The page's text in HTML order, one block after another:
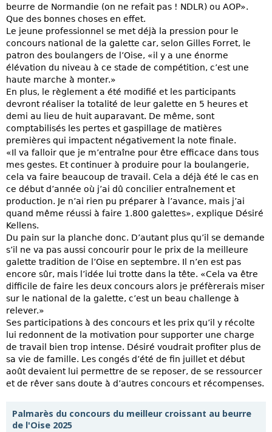
beurre de Normandie (on ne refait pas ! NDLR) ou AOP».
Que des bonnes choses en effet.
Le jeune professionnel se met déjà la pression pour le
concours national de la galette car, selon Gilles Forret, le
patron des boulangers de l’Oise, «il y a une énorme
élévation du niveau à ce stade de compétition, c’est une
haute marche à monter.»
En plus, le règlement a été modifié et les participants
devront réaliser la totalité de leur galette en 5 heures et
demi au lieu de huit auparavant. De même, sont
comptabilisés les pertes et gaspillage de matières
premières qui impactent négativement la note finale.
«Il va falloir que je m’entraîne pour être efficace dans tous
mes gestes. Et continuer à produire pour la boulangerie,
cela va faire beaucoup de travail. Cela a déjà été le cas en
ce début d’année où j’ai dû concilier entraînement et
production. Je n’ai rien pu préparer à l’avance, mais j’ai
quand même réussi à faire 1.800 galettes», explique Désiré
Kellens.
Du pain sur la planche donc. D’autant plus qu’il se demande
s’il ne va pas aussi concourir pour le prix de la meilleure
galette tradition de l’Oise en septembre. Il n’en est pas
encore sûr, mais l’idée lui trotte dans la tête. «Cela va être
difficile de faire les deux concours alors je préfèrerais miser
sur le national de la galette, c’est un beau challenge à
relever.»
Ses participations à des concours et les prix qu’il y récolte
lui redonnent de la motivation pour supporter une charge
de travail bien trop intense. Désiré voudrait profiter plus de
sa vie de famille. Les congés d’été de fin juillet et début
août devaient lui permettre de se reposer, de se ressourcer
et de rêver sans doute à d’autres concours et récompenses.
Palmarès du concours du meilleur croissant au beurre
de l'Oise 2025